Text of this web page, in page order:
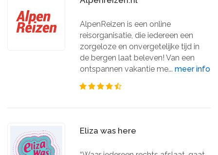
AlpenReizen is een online
reisorganisatie, die iedereen een
zorgeloze en onvergetelijke tijd in
de bergen laat beleven! Van een
ontspannen vakantie me...meer info
Eliza was here